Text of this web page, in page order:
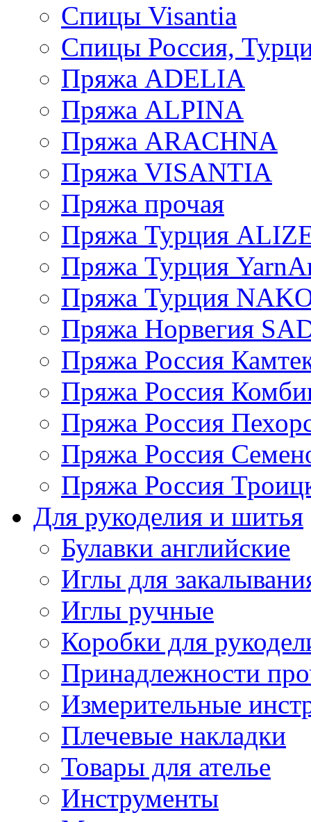
Спицы Visantia
Спицы Россия,
Пряжа ADELIA
Пряжа ALPINA
Пряжа ARACHNA
Пряжа VISANTIA
Пряжа прочая
Пряжа Турция
Пряжа Турция
Пряжа Турция
Пряжа Норвегия
Пряжа Россия
Пряжа Россия
Пряжа Россия
Пряжа Россия
Пряжа Россия
Для рукоделия и шитья
Булавки английские
Иглы для
Иглы ручные
Коробки для
Принадлежности
Измерительные
Плечевые накладки
Товары для ателье
Инструменты